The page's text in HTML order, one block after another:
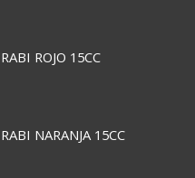
ROJO 15CC
NARANJA 15CC